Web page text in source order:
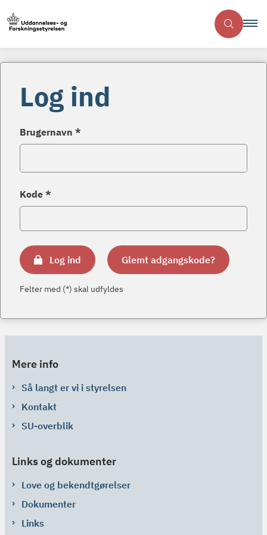
Log ind
Brugernavn *
Kode *
Log ind Glemt adgangskode?
Felter med (*) skal udfyldes
Mere info
Så langt er vi i styrelsen
Kontakt
SU-overblik
Links og dokumenter
Love og bekendtgørelser
Dokumenter
Links